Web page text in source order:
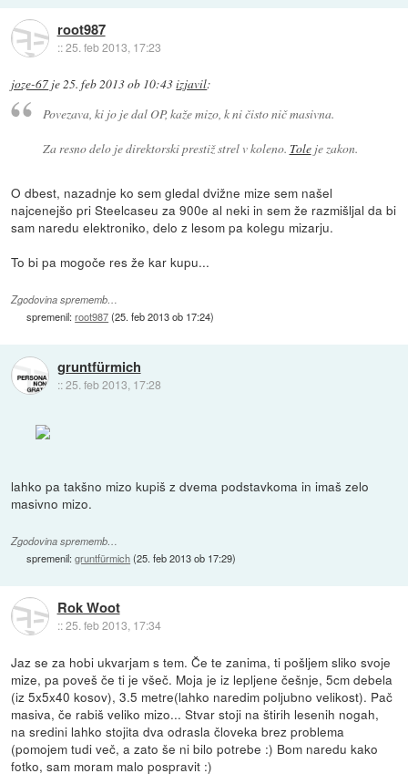
root987
::25. feb 2013, 17:23
joze-67 je25. feb 2013 ob 10:43izjavil:
Povezava, ki jo je dal OP, kaže mizo, k ni čisto nič masivna.
Za resno delo je direktorski prestiž strel v koleno. Toleje zakon.
O dbest, nazadnje ko sem gledal dvižne mize sem našel
najcenejšo pri Steelcaseu za 900e al neki in sem že razmišljal da bi
sam naredu elektroniko, delo z lesom pa kolegu mizarju.
To bi pa mogoče res že kar kupu...
Zgodovina sprememb…
spremenil:root987(25. feb 2013 ob 17:24)
gruntfürmich
::25. feb 2013, 17:28
lahko pa takšno mizo kupiš z dvema podstavkoma in imaš zelo
masivno mizo.
Zgodovina sprememb…
spremenil:gruntfürmich(25. feb 2013 ob 17:29)
Rok Woot
::25. feb 2013, 17:34
Jaz se za hobi ukvarjam s tem. Če te zanima, ti pošljem sliko svoje
mize, pa poveš če ti je všeč. Moja je iz lepljene češnje, 5cm debela
(iz 5x5x40 kosov), 3.5 metre(lahko naredim poljubno velikost). Pač
masiva, če rabiš veliko mizo... Stvar stoji na štirih lesenih nogah,
na sredini lahko stojita dva odrasla človeka brez problema
(pomojem tudi več, a zato še ni bilo potrebe :) Bom naredu kako
fotko, sam moram malo pospravit :)